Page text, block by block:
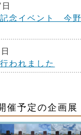
念イベント 今
われました
催予定の企画展